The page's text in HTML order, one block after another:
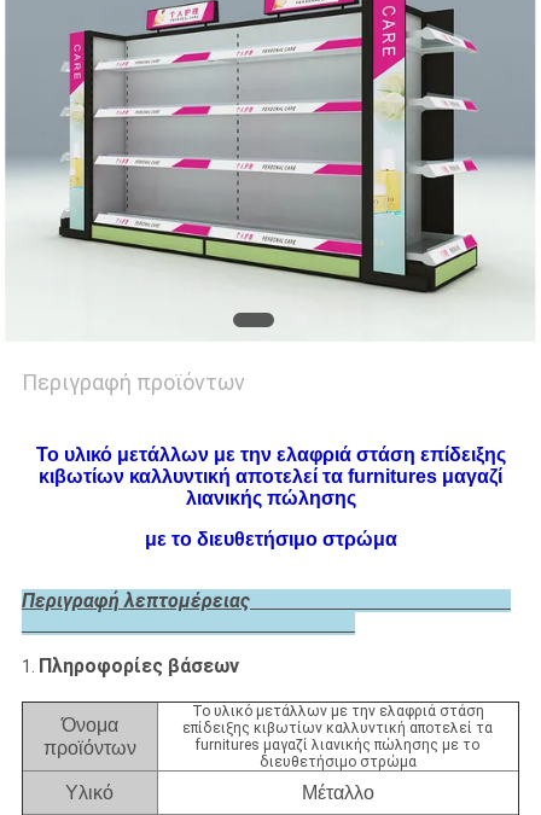
PRIVACY
POLICY
Περιγραφή προϊόντων
Το υλικό μετάλλων με την ελαφριά στάση επίδειξης
κιβωτίων καλλυντική αποτελεί τα furnitures μαγαζί
λιανικής πώλησης
με το διευθετήσιμο στρώμα
Περιγραφή λεπτομέρειας
1. Πληροφορίες βάσεων
Όνομα
προϊόντων
Το υλικό μετάλλων με την ελαφριά στάση
επίδειξης κιβωτίων καλλυντική αποτελεί τα
furnitures μαγαζί λιανικής πώλησης με το
διευθετήσιμο στρώμα
Υλικό Μέταλλο